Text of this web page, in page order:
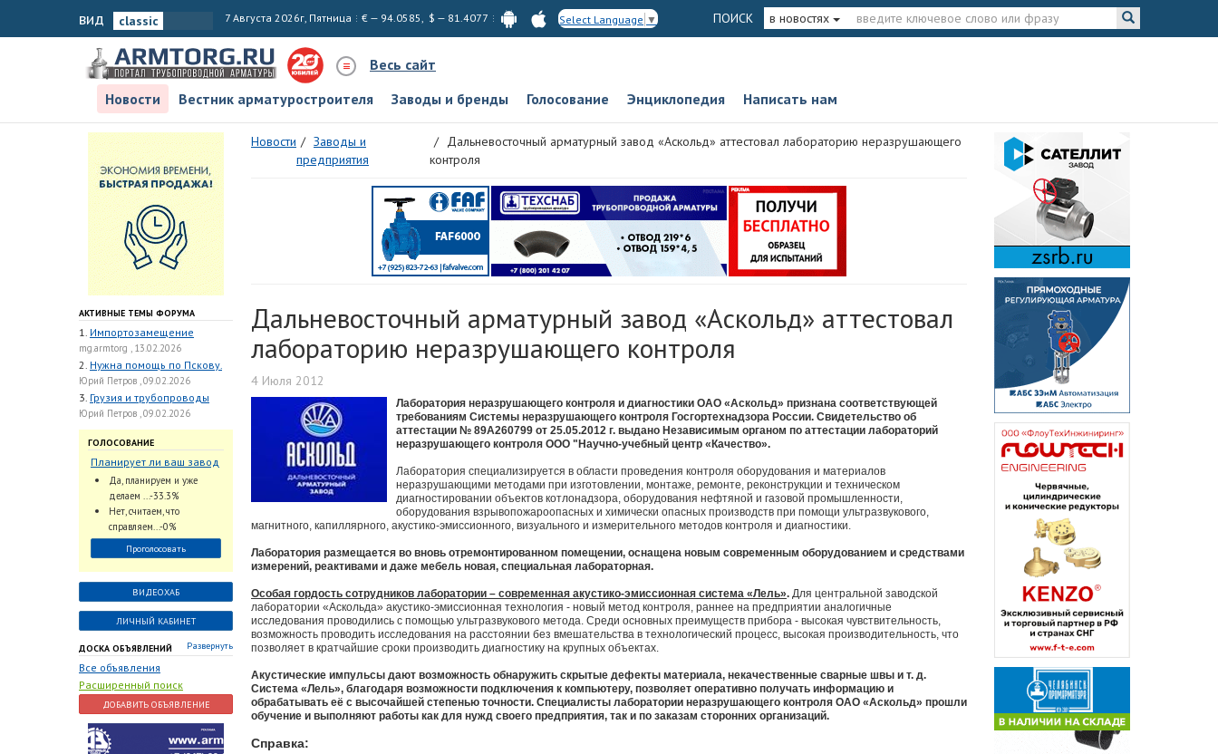
вид 7 Августа 2026г, Пятница € — 94.0585, $ — 81.4077 Select Language ▼ ПОИСК в новостях
Весь сайт
Новости
Вестник арматуростроителя Заводы и бренды Голосование Энциклопедия Написать нам
АКТИВНЫЕ ТЕМЫ ФОРУМА
1. Импортозамещение
mg.armtorg , 13.02.2026
2. Нужна помощь по Пскову.
Юрий Петров , 09.02.2026
3. Грузия и трубопроводы
Юрий Петров , 09.02.2026
ГОЛОСОВАНИЕ
Планирует ли ваш завод
использовать
промышленный
интеллект и цифровые
заказы для ускорения
обработки заказов и
оперативной отгрузки
продукции конечному
потребителю?
Да, планируем и уже
делаем ...-33.3%
Нет, считаем, что
справляем...-0%
Проголосовать
ВИДЕОХАБ
ЛИЧНЫЙ КАБИНЕТ
ДОСКА ОБЪЯВЛЕНИЙ Развернуть
Все объявления
Расширенный поиск
ДОБАВИТЬ ОБЪЯВЛЕНИЕ
Новости
Заводы и
предприятия
Дальневосточный арматурный завод «Аскольд» аттестовал лабораторию неразрушающего
контроля
Дальневосточный арматурный завод «Аскольд» аттестовал
лабораторию неразрушающего контроля
4 Июля 2012
Лаборатория неразрушающего контроля и диагностики ОАО «Аскольд» признана соответствующей
требованиям Системы неразрушающего контроля Госгортехнадзора России. Свидетельство об
аттестации № 89А260799 от 25.05.2012 г. выдано Независимым органом по аттестации лабораторий
неразрушающего контроля ООО "Научно-учебный центр «Качество».
Лаборатория специализируется в области проведения контроля оборудования и материалов
неразрушающими методами при изготовлении, монтаже, ремонте, реконструкции и техническом
диагностировании объектов котлонадзора, оборудования нефтяной и газовой промышленности,
оборудования взрывопожароопасных и химически опасных производств при помощи ультразвукового,
магнитного, капиллярного, акустико-эмиссионного, визуального и измерительного методов контроля и диагностики.
Лаборатория размещается во вновь отремонтированном помещении, оснащена новым современным оборудованием и средствами
измерений, реактивами и даже мебель новая, специальная лабораторная.
Особая гордость сотрудников лаборатории – современная акустико-эмиссионная система «Лель». Для центральной заводской
лаборатории «Аскольда» акустико-эмиссионная технология - новый метод контроля, раннее на предприятии аналогичные
исследования проводились с помощью ультразвукового метода. Среди основных преимуществ прибора - высокая чувствительность,
возможность проводить исследования на расстоянии без вмешательства в технологический процесс, высокая производительность, что
позволяет в кратчайшие сроки производить диагностику на крупных объектах.
Акустические импульсы дают возможность обнаружить скрытые дефекты материала, некачественные сварные швы и т. д.
Система «Лель», благодаря возможности подключения к компьютеру, позволяет оперативно получать информацию и
обрабатывать её с высочайшей степенью точности. Специалисты лаборатории неразрушающего контроля ОАО «Аскольд» прошли
обучение и выполняют работы как для нужд своего предприятия, так и по заказам сторонних организаций.
Справка: